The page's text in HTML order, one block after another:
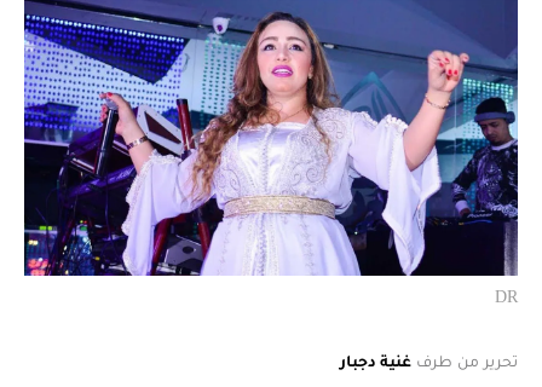
DR
تحرير من طرف غنية دجبار